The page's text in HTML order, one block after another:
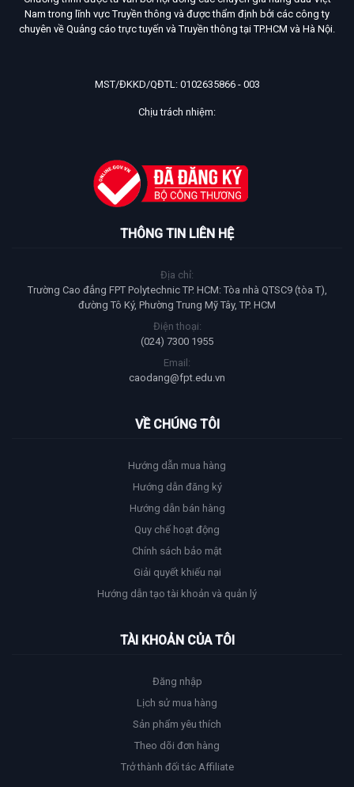
Nam trong lĩnh vực Truyền thông và được thẩm định bởi các công ty
chuyên về Quảng cáo trực tuyến và Truyền thông tại TP.HCM và Hà Nội.
MST/ĐKKD/QĐTL: 0102635866 - 003
Chịu trách nhiệm:
THÔNG TIN LIÊN HỆ
Địa chỉ:
Trường Cao đẳng FPT Polytechnic TP. HCM: Tòa nhà QTSC9 (tòa T),
đường Tô Ký, Phường Trung Mỹ Tây, TP. HCM
Điện thoại:
(024) 7300 1955
Email:
caodang@fpt.edu.vn
VỀ CHÚNG TÔI
Hướng dẫn mua hàng
Hướng dẫn đăng ký
Hướng dẫn bán hàng
Quy chế hoạt động
Chính sách bảo mật
Giải quyết khiếu nại
Hướng dẫn tạo tài khoản và quản lý
TÀI KHOẢN CỦA TÔI
Đăng nhập
Lịch sử mua hàng
Sản phẩm yêu thích
Theo dõi đơn hàng
Trở thành đối tác Affiliate